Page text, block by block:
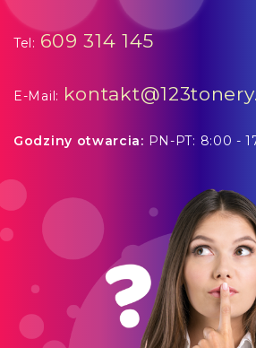
Tel: 609 314 145
E-Mail:
Godziny otwarcia: PN-PT: 8:00 -